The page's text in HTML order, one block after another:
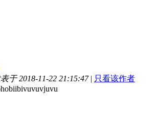
于 2018-11-22 21:15:47 | 只看该作者